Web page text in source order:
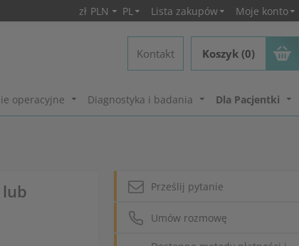
zł PLN PL Lista zakupów Moje konto
Kontakt Koszyk (0)
operacyjne Diagnostyka i badania Dla Pacjentki
lub
Prześlij pytanie
Umów rozmowę